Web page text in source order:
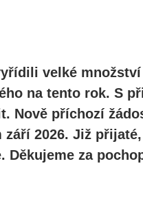
velké
na tento rok. S
Nově příchozí
září 2026. Již
Děkujeme za